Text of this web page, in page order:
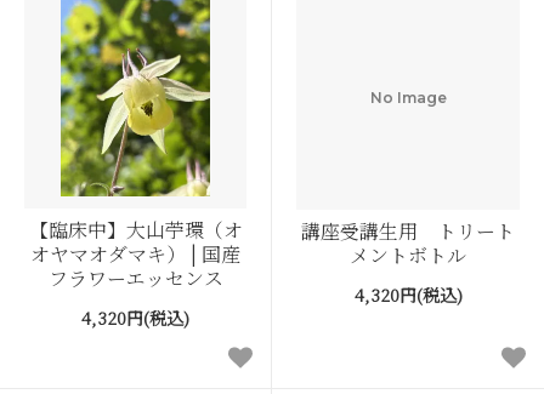
【臨床中】大山苧環（オ
オヤマオダマキ） | 国産
フラワーエッセンス
4,320円(税込)
No Image
講座受講生用 トリート
メントボトル
4,320円(税込)